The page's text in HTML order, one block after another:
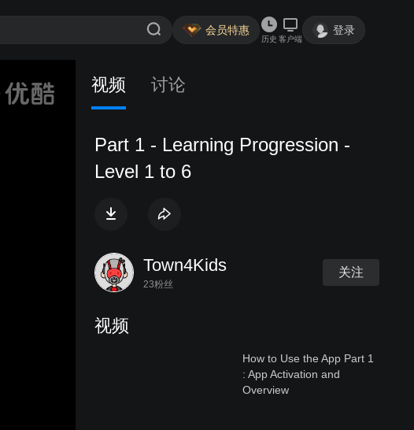
会员特惠
历史 客户端
登录
视频 讨论
Part 1 - Learning Progression -
Level 1 to 6
Town4Kids
23粉丝
关注
视频
How to Use the App Part 1
: App Activation and
Overview